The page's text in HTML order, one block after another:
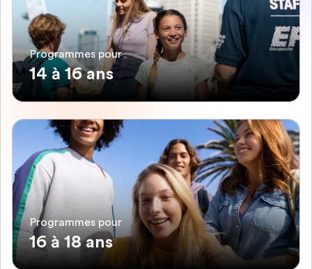
Programmes pour
14 à 16 ans
Programmes pour
16 à 18 ans